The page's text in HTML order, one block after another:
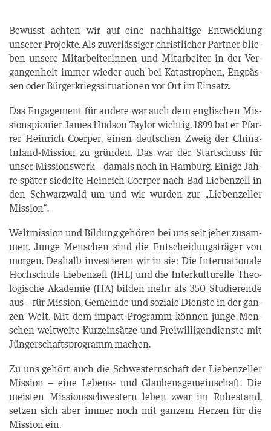
Bewusst ach­ten wir auf eine nach­hal­ti­ge Ent­wick­lung
unse­rer Pro­jek­te. Als zuver­läs­si­ger christ­li­cher Part­ner blie­
ben unse­re Mit­ar­bei­te­rin­nen und Mit­ar­bei­ter in der Ver­
gan­gen­heit immer wie­der auch bei Kata­stro­phen, Eng­päs­
sen oder Bür­ger­kriegs­si­tua­tio­nen vor Ort im Einsatz.
Das Enga­ge­ment für ande­re war auch dem eng­li­schen Mis­
si­ons­pio­nier James Hud­son Tay­lor wich­tig. 1899 bat er Pfar­
rer Hein­rich Coer­per, einen deut­schen Zweig der Chi­na-
Inland-Mis­si­on zu grün­den. Das war der Start­schuss für
unser Mis­si­ons­werk – damals noch in Ham­burg. Eini­ge Jah­
re spä­ter sie­del­te Hein­rich Coer­per nach Bad Lie­ben­zell in
den Schwarz­wald um und wir wur­den zur „Lie­ben­zel­ler
Mission“.
Welt­mis­si­on und Bil­dung gehö­ren bei uns seit jeher zusam­
men. Jun­ge Men­schen sind die Ent­schei­dungs­trä­ger von
mor­gen. Des­halb inves­tie­ren wir in sie: Die Inter­na­tio­na­le
Hoch­schu­le Lie­ben­zell (IHL) und die Inter­kul­tu­rel­le Theo­
lo­gi­sche Aka­de­mie (ITA) bil­den mehr als 350 Stu­die­ren­de
aus – für Mis­si­on, Gemein­de und sozia­le Diens­te in der gan­
zen Welt. Mit dem impact-Pro­gramm kön­nen jun­ge Men­
schen welt­wei­te Kurz­ein­sät­ze und Frei­wil­li­gen­diens­te mit
Jün­ger­schafts­pro­gramm machen.
Zu uns gehört auch die Schwes­tern­schaft der Lie­ben­zel­ler
Mis­si­on – eine Lebens- und Glau­bens­ge­mein­schaft. Die
meis­ten Mis­si­ons­schwes­tern leben zwar im Ruhe­stand,
set­zen sich aber immer noch mit gan­zem Her­zen für die
Mis­si­on ein.